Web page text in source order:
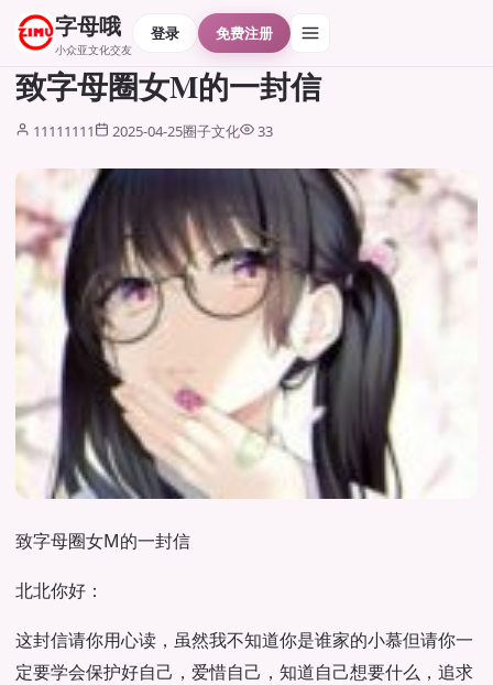
字母哦
小众亚文化交友
登录 免费注册
致字母圈女M的一封信
11111111 2025-04-25圈子文化 33
致字母圈女M的一封信
北北你好：
这封信请你用心读，虽然我不知道你是谁家的小慕但请你一
定要学会保护好自己，爱惜自己，知道自己想要什么，追求